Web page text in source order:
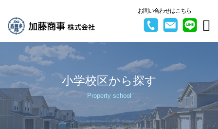
お問い合わせはこちら
小学校区から探す
Property school